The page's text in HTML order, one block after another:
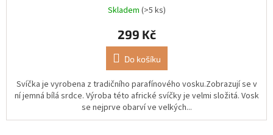
Skladem (>5 ks)
299 Kč
Do košíku
Svíčka je vyrobena z tradičního parafínového vosku.Zobrazují se v
ní jemná bílá srdce. Výroba této africké svíčky je velmi složitá. Vosk
se nejprve obarví ve velkých...